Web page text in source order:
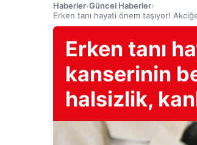
Haberler›Güncel Haberler›
Erken tanı hayati önem taşıyor!
Erken tanı
kanserinin
halsizlik,